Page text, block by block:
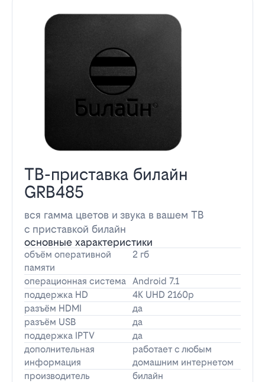
ТВ-приставка билайн
GRB485
вся гамма цветов и звука в вашем ТВ
с приставкой билайн
основные характеристики
объём оперативной
памяти
2 гб
операционная система Android 7.1
поддержка HD
4K UHD 2160p
разъём HDMI
да
разъём USB
да
поддержка IPTV
да
дополнительная
информация
работает с любым
домашним интернетом
производитель
билайн